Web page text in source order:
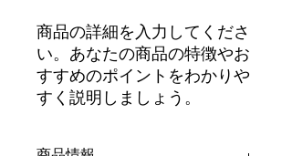
商品の詳細を入力してくださ
い。あなたの商品の特徴やお
すすめのポイントをわかりや
すく説明しましょう。